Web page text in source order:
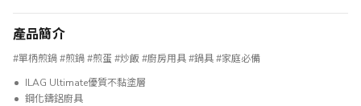
產品簡介
#單柄煎鍋 #煎鍋 #煎蛋 #炒飯 #廚房用具 #鍋具 #家庭必備
ILAG Ultimate優質不黏塗層
鋼化鑄鋁廚具